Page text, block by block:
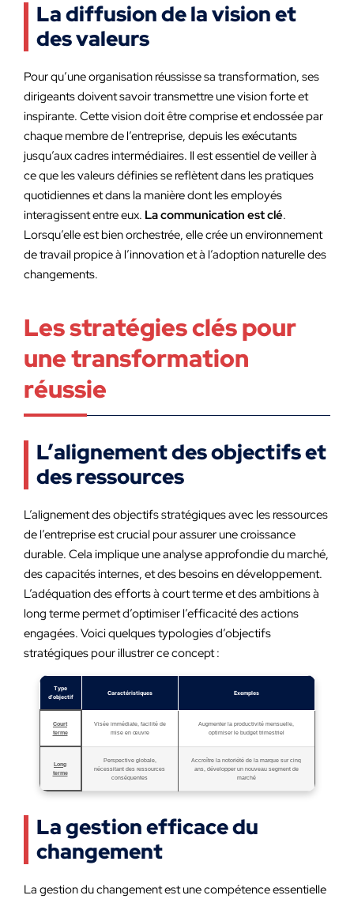
La diffusion de la vision et
des valeurs
Pour qu’une organisation réussisse sa transformation, ses
dirigeants doivent savoir transmettre une vision forte et
inspirante. Cette vision doit être comprise et endossée par
chaque membre de l’entreprise, depuis les exécutants
jusqu’aux cadres intermédiaires. Il est essentiel de veiller à
ce que les valeurs définies se reflètent dans les pratiques
quotidiennes et dans la manière dont les employés
interagissent entre eux. La communication est clé.
Lorsqu’elle est bien orchestrée, elle crée un environnement
de travail propice à l’innovation et à l’adoption naturelle des
changements.
Les stratégies clés pour
une transformation
réussie
L’alignement des objectifs et
des ressources
L’alignement des objectifs stratégiques avec les ressources
de l’entreprise est crucial pour assurer une croissance
durable. Cela implique une analyse approfondie du marché,
des capacités internes, et des besoins en développement.
L’adéquation des efforts à court terme et des ambitions à
long terme permet d’optimiser l’efficacité des actions
engagées. Voici quelques typologies d’objectifs
stratégiques pour illustrer ce concept :
Type
d’objectif
Caractéristiques Exemples
Court
terme
Visée immédiate, facilité de
mise en œuvre
Augmenter la productivité mensuelle,
optimiser le budget trimestriel
Long
terme
Perspective globale,
nécessitant des ressources
conséquentes
Accroître la notoriété de la marque sur cinq
ans, développer un nouveau segment de
marché
La gestion efficace du
changement
La gestion du changement est une compétence essentielle